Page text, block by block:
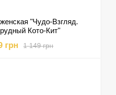
"Чудо-Взгляд.
Кото-Кит"
1 149 грн
грн